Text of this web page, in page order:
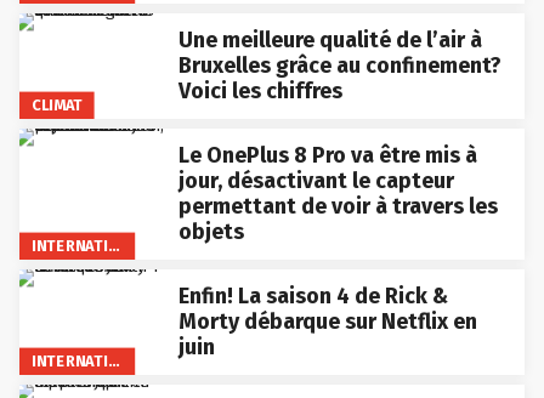
CLIMAT
Une meilleure qualité de l’air à
Bruxelles grâce au confinement?
Voici les chiffres
INTERNATIONAL
Le OnePlus 8 Pro va être mis à
jour, désactivant le capteur
permettant de voir à travers les
objets
INTERNATIONAL
Enfin! La saison 4 de Rick &
Morty débarque sur Netflix en
juin